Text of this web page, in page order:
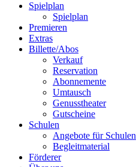
Spielplan
Spielplan
Premieren
Extras
Billette/Abos
Verkauf
Reservation
Abonnemente
Umtausch
Genusstheater
Gutscheine
Schulen
Angebote für Schulen
Begleitmaterial
Förderer